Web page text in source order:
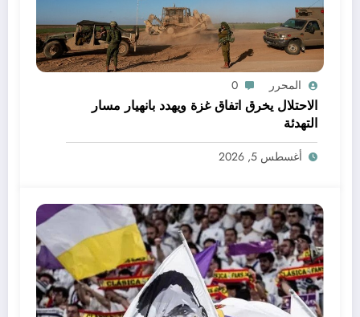
المحرر 0
الاحتلال يخرق اتفاق غزة ويهدد بانهيار مسار
التهدئة
أغسطس 5, 2026